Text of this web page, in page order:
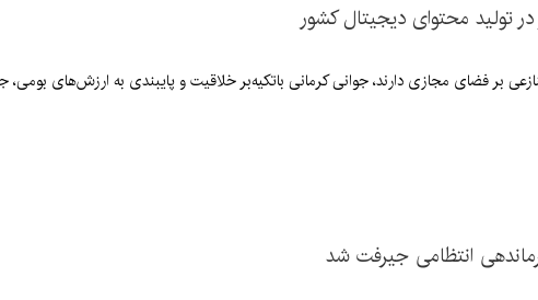
تولید محتوای دیجیتال کشور
بر فضای مجازی دارند، جوانی کرمانی باتکیه‌بر خلاقیت و پایبندی به ارزش‌های
انتظامی جیرفت شد